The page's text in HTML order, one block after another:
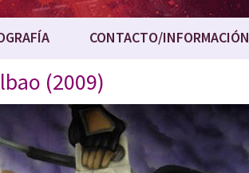
CONTACTO/INFORMACIÓN
(2009)